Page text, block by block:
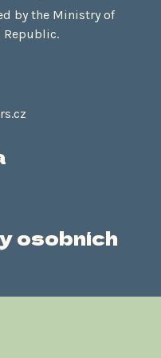
by the Ministry of
Republic.
osobních